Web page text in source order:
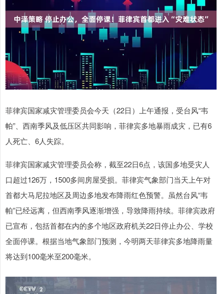
菲律宾国家减灾管理委员会今天（22日）上午通报，受台风“韦
帕”、西南季风及低压区共同影响，菲律宾多地暴雨成灾，已有6
人死亡、6人失踪。
菲律宾国家减灾管理委员会称，截至22日6点，该国多地受灾人
口超过126万，1500多间房屋受损。菲律宾气象部门当天上午对
首都大马尼拉地区及周边多地发布降雨红色预警。虽然台风“韦
帕”已经远离，但西南季风逐渐增强，导致降雨持续。菲律宾政府
已宣布，包括首都在内的多个地区政府机关22日停止办公、学校
全面停课。根据当地气象部门预测，今明两天菲律宾多地降雨量
将达到100毫米至200毫米。